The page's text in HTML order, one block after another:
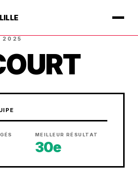
2025
MEILLEUR RÉSULTAT
30e